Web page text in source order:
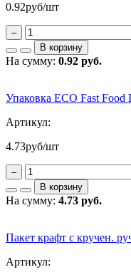
0.92руб/шт
–
В корзину
На сумму: 0.92 руб.
Упаковка ECO Fast Food
Артикул:
4.73руб/шт
–
В корзину
На сумму: 4.73 руб.
Пакет крафт с кручен.
Артикул: